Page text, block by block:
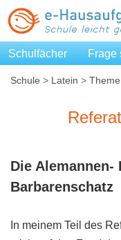
Schulfächer Frage
Schule > Latein >
Die Alemannen-
Barbarenschatz
In meinem Teil des